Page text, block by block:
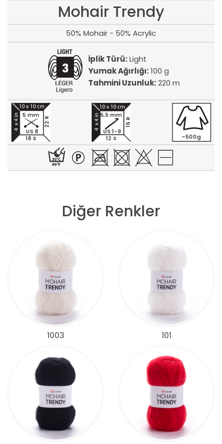
Mohair Trendy
50% Mohair - 50% Acrylic
İplik Türü:Light
Yumak Ağırlığı:100 g
Tahmini Uzunluk:220 m
18 S
22 R
5 mm
US 8
12 S
16 R
5,5 mm
US 1-9
~500g
Diğer Renkler
1003 101